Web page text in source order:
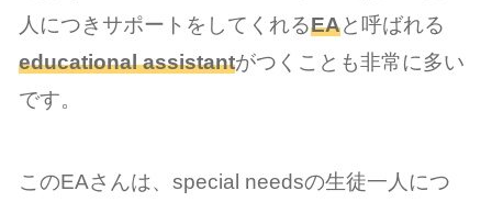
人につきサポートをしてくれるEAと呼ばれる
educational assistantがつくことも非常に多い
です。
このEAさんは、special needsの生徒一人につ